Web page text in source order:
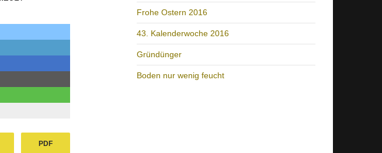
PDF
Frohe Ostern 2016
43. Kalenderwoche 2016
Gründünger
Boden nur wenig feucht